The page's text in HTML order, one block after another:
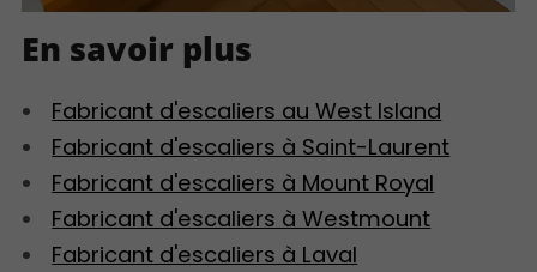
En savoir plus
Fabricant d'escaliers au West Island
Fabricant d'escaliers à Saint-Laurent
Fabricant d'escaliers à Mount Royal
Fabricant d'escaliers à Westmount
Fabricant d'escaliers à Laval